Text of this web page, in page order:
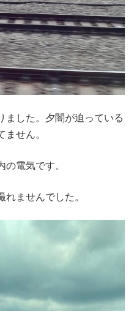
ました。夕闇が迫っている
せん。
電気です。
ませんでした。